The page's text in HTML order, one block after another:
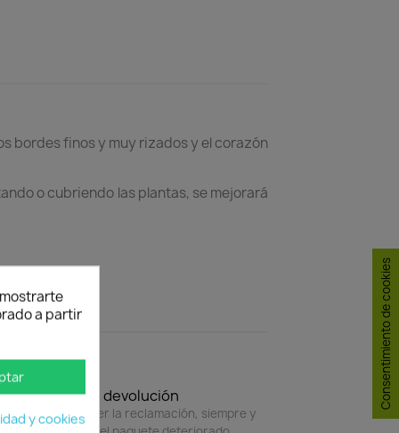
bordes finos y muy rizados y el corazón
o cubriendo las plantas, se mejorará
Política de devolución
horas para hacer la reclamación, siempre y
a partir
y cookies
Consentimiento de cookies